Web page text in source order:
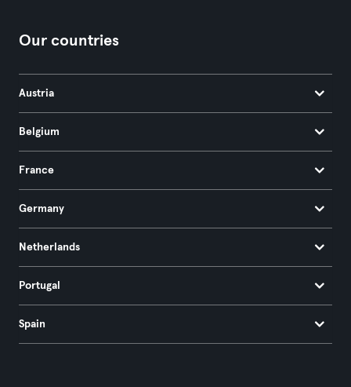
Our countries
Austria
Belgium
France
Germany
Netherlands
Portugal
Spain